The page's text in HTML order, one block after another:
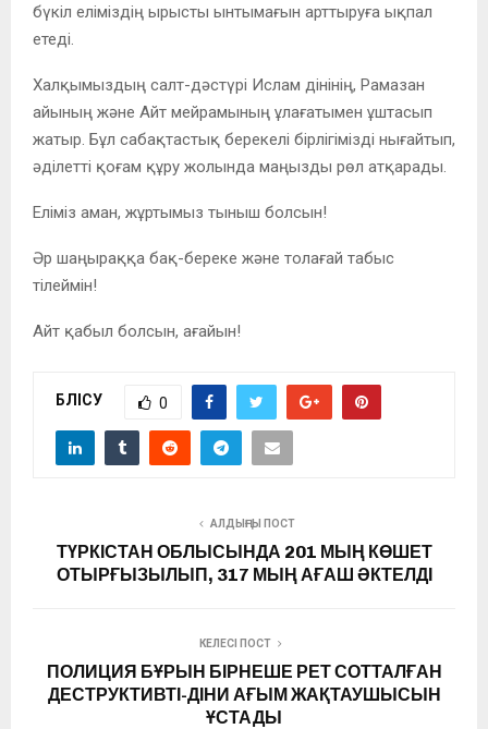
бүкіл еліміздің ырысты ынтымағын арттыруға ықпал
етеді.
Халқымыздың салт-дәстүрі Ислам дінінің, Рамазан
айының және Айт мейрамының ұлағатымен ұштасып
жатыр. Бұл сабақтастық берекелі бірлігімізді нығайтып,
әділетті қоғам құру жолында маңызды рөл атқарады.
Еліміз аман, жұртымыз тыныш болсын!
Әр шаңыраққа бақ-береке және толағай табыс
тілеймін!
Айт қабыл болсын, ағайын!
БӨЛІСУ 0
АЛДЫҢҒЫ ПОСТ
ТҮРКІСТАН ОБЛЫСЫНДА 201 МЫҢ КӨШЕТ
ОТЫРҒЫЗЫЛЫП, 317 МЫҢ АҒАШ ӘКТЕЛДІ
КЕЛЕСІ ПОСТ
ПОЛИЦИЯ БҰРЫН БІРНЕШЕ РЕТ СОТТАЛҒАН
ДЕСТРУКТИВТІ-ДІНИ АҒЫМ ЖАҚТАУШЫСЫН
ҰСТАДЫ